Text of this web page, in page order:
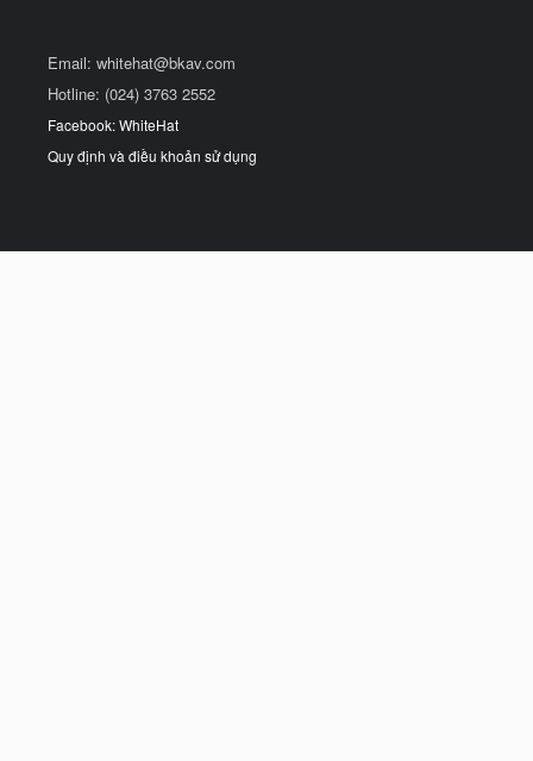
Email: whitehat@bkav.com
Hotline: (024) 3763 2552
Facebook: WhiteHat
Quy định và điều khoản sử dụng